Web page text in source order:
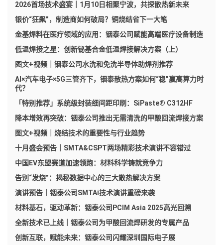
2026首场技术盛宴｜1月10日相聚宁波，共探散热新未来
银价“狂飙”，制造商如何破局？铜烧结省下一大笔
金基焊料在医疗领域的应用：铟泰公司赋能高端医疗设备制造
低温焊接之星：创新铋基合金低温焊接解决方案（上）
图文+视频｜铟泰公司水洗和免洗半导体助焊剂推荐
AI×汽车电子×5G三管齐下，铟泰散热方案如何“稳”赢高算力时
代？
「特别推荐」系统级封装细间距印刷：SiPaste® C312HF
降本增效再突破：铟泰公司推出无需清洗的甲酸回流焊接方案
图文+视频｜烧结技术的重要性与行业趋势
十月盛会预告｜SMTA&CSPT两场精彩技术演讲不容错过
中国EV东盟赛道加速领跑：材料科学铸就竞争力
告别“发烧”：揭秘数据中心的三大散热解决方案
演讲预告｜铟泰公司SMTAi技术演讲重磅来袭
材料基石，驱动革新：铟泰公司PCIM Asia 2025高光回溯
全新技术已上线｜铟泰公司为甲酸回流焊研发的专属产品
创新互联，赋能未来：铟泰公司闪耀深圳国际电子展